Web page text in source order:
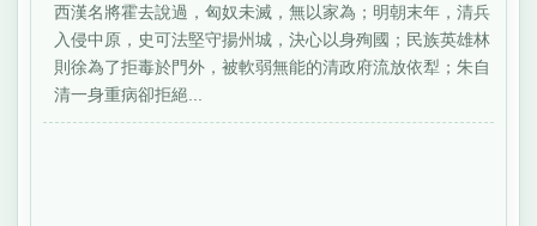
西漢名將霍去說過，匈奴未滅，無以家為；明朝末年，清兵
入侵中原，史可法堅守揚州城，決心以身殉國；民族英雄林
則徐為了拒毒於門外，被軟弱無能的清政府流放依犁；朱自
清一身重病卻拒絕...